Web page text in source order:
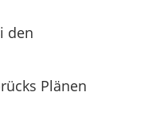
den
Plänen